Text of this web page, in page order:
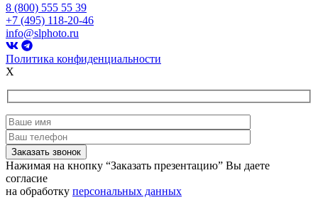
8 (800) 555 55 39
+7 (495) 118-20-46
info@slphoto.ru
Политика конфиденциальности
X
Нажимая на кнопку “Заказать презентацию” Вы даете
согласие
на обработку персональных данных